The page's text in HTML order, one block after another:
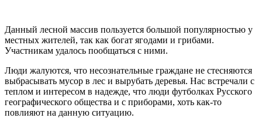
Данный лесной массив пользуется большой популярностью у
местных жителей, так как богат ягодами и грибами.
Участникам удалось пообщаться с ними.
Люди жалуются, что несознательные граждане не стесняются
выбрасывать мусор в лес и вырубать деревья. Нас встречали с
теплом и интересом в надежде, что люди футболках Русского
географического общества и с приборами, хоть как-то
повлияют на данную ситуацию.